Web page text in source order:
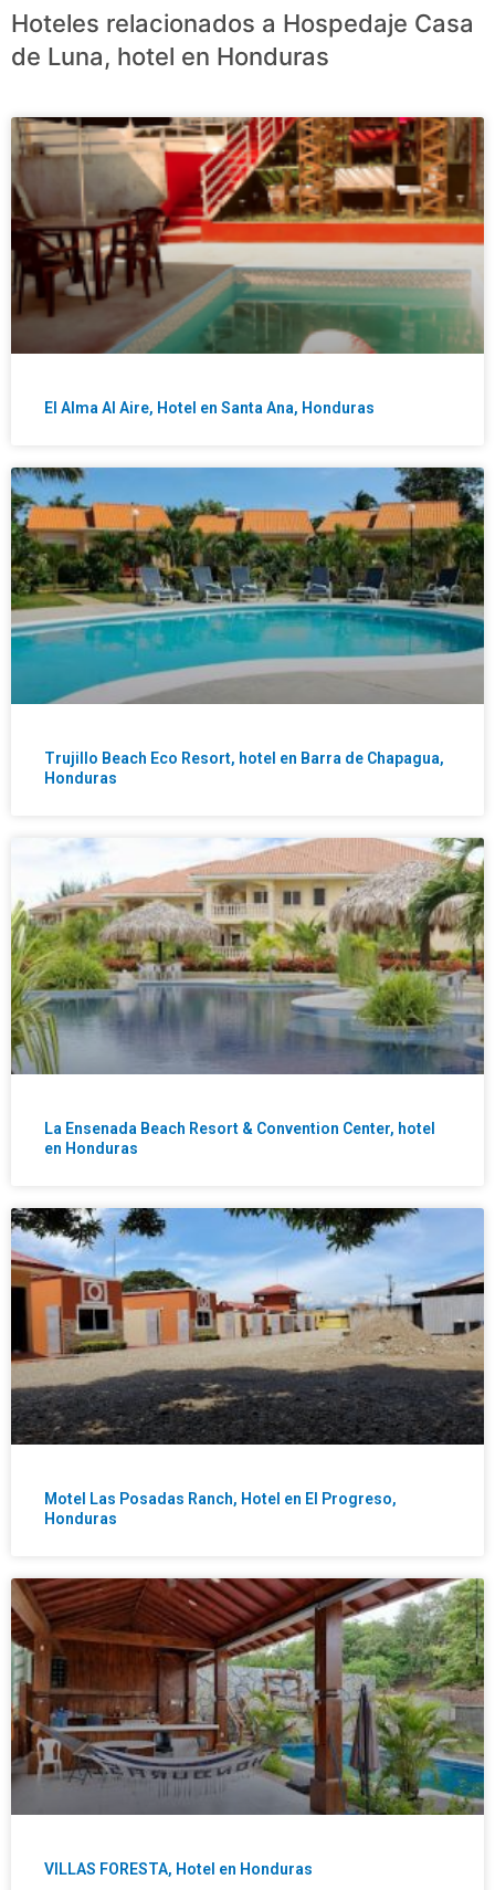
Hoteles relacionados a Hospedaje Casa
de Luna, hotel en Honduras
El Alma Al Aire, Hotel en Santa Ana, Honduras
Trujillo Beach Eco Resort, hotel en Barra de Chapagua,
Honduras
La Ensenada Beach Resort & Convention Center, hotel
en Honduras
Motel Las Posadas Ranch, Hotel en El Progreso,
Honduras
VILLAS FORESTA, Hotel en Honduras